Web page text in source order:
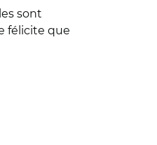
sont
félicite que